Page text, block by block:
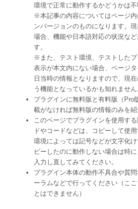
環境で正常に動作するかどうかは
※本記事の内容についてはページ
ンバージョンのものになります。
場合、機能や日本語対応の状況な
す。
※また、テスト環境、テストした
表示が本文内にない場合、ページ
日当時の情報となりますので、現
う機能となっているかも知れません
プラグインに無料版と有料版（Pro
載がなければ無料版の情報のみを
このページでプラグインを使用す
ドやコードなどは、コピーして使
環境によっては記号などが文字化
ピーしたのに動作しない場合は特に
入力し直してみてください。
プラグイン本体の動作不具合や質
ーラムなどで行ってください（こ
とはできません）